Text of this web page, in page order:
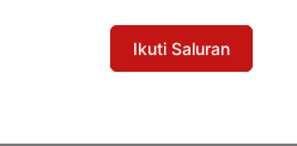
terbiasa berbicara tanpa
Ikuti Saluran